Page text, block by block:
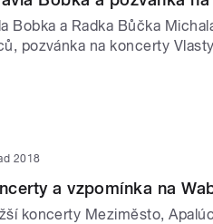
Bobka a Radka Bůčka
pozvánka na koncerty
2018
a vzpomínka na
koncerty Meziměsto,